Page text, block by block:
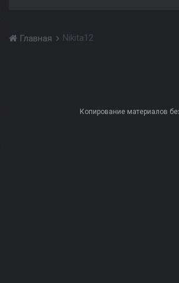
Главная Nikita12
Копирование материалов